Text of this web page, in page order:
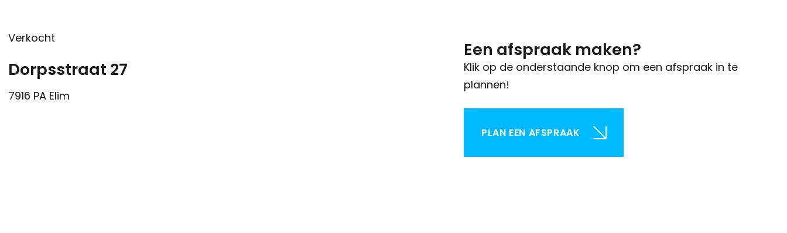
Verkocht
Dorpsstraat 27
7916 PAElim
Een afspraak maken?
Klik op de onderstaande knop om een afspraak in te
plannen!
PLAN EEN AFSPRAAK